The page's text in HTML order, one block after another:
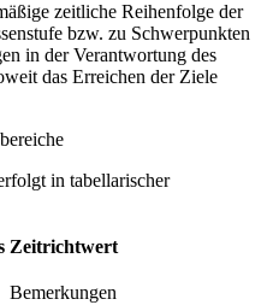
zeitliche Reihenfolge der
bzw. zu Schwerpunkten
in der Verantwortung des
das Erreichen der Ziele
in tabellarischer
Zeitrichtwert
Bemerkungen